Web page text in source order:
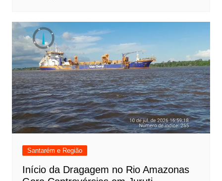
Santarém e Região
Início da Dragagem no Rio Amazonas